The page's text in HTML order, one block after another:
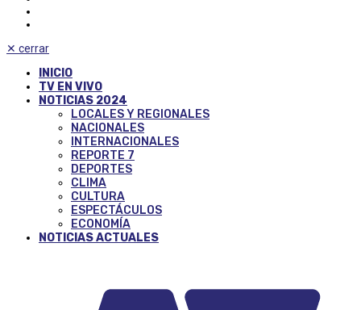
✕ cerrar
INICIO
TV EN VIVO
NOTICIAS 2024
LOCALES Y REGIONALES
NACIONALES
INTERNACIONALES
REPORTE 7
DEPORTES
CLIMA
CULTURA
ESPECTÁCULOS
ECONOMÍA
NOTICIAS ACTUALES